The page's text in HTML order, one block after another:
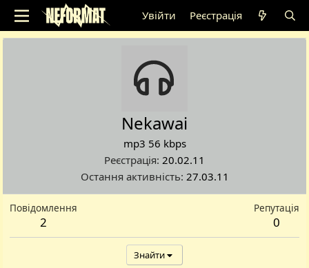
Увійти Реєстрація
Nekawai
mp3 56 kbps
Реєстрація 20.02.11
Остання активність 27.03.11
Повідомлення
2
Репутація
0
Знайти